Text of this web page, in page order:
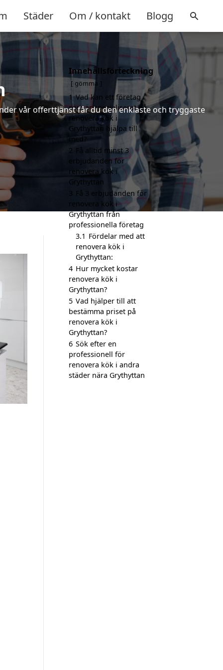
Städer Om / kontakt Blogg
vår offerttjänst får du den enklaste och tryggaste
Innehållsförteckning
gömma
1 Vad kan ett företag
som är specialiserat på
renovera kök i
Grythyttan hjälpa till
med?
2 Få alltid minst 3
erbjudanden för
renovera kök i
Grythyttan
3 Få 3 erbjudanden för
renovera kök i
Grythyttan från
professionella företag
3.1 Fördelar med att
renovera kök i
Grythyttan:
4 Hur mycket kostar
renovera kök i
Grythyttan?
5 Vad hjälper till att
bestämma priset på
renovera kök i
Grythyttan?
6 Sök efter en
professionell för
renovera kök i andra
städer nära Grythyttan